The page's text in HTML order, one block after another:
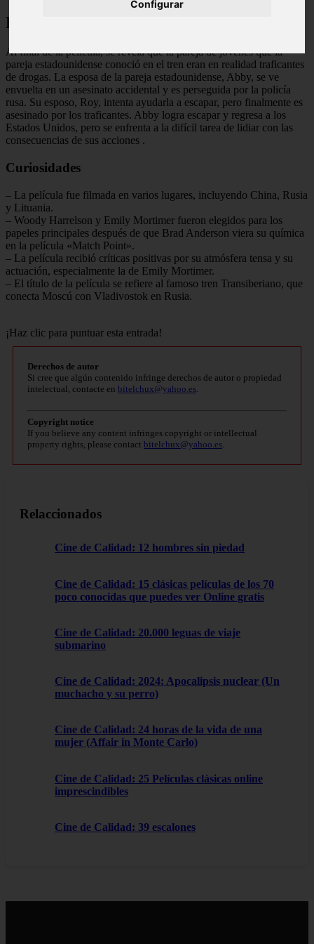
Configurar
Final Explicado
Al final de la película, se revela que la pareja de jóvenes que la
pareja estadounidense conoció en el tren eran en realidad traficantes
de drogas. La esposa de la pareja estadounidense, Abby, se ve
envuelta en un asesinato accidental y es perseguida por la policía
rusa. Su esposo, Roy, intenta ayudarla a escapar, pero finalmente es
asesinado por los traficantes. Abby logra escapar y regresa a los
Estados Unidos, pero se enfrenta a la difícil tarea de lidiar con las
consecuencias de sus acciones .
Curiosidades
– La película fue filmada en varios lugares, incluyendo China, Rusia
y Lituania.
– Woody Harrelson y Emily Mortimer fueron elegidos para los
papeles principales después de que Brad Anderson viera su química
en la película «Match Point».
– La película recibió críticas positivas por su atmósfera tensa y su
actuación, especialmente la de Emily Mortimer.
– El título de la película se refiere al famoso tren Transiberiano, que
conecta Moscú con Vladivostok en Rusia.
¡Haz clic para puntuar esta entrada!
Derechos de autor
Si cree que algún contenido infringe derechos de autor o propiedad
intelectual, contacte en bitelchux@yahoo.es
Copyright notice
If you believe any content infringes copyright or intellectual
property rights, please contact bitelchux@yahoo.es
Relaccionados
Cine de Calidad: 12 hombres sin piedad
Cine de Calidad: 15 clásicas películas de los 70
poco conocidas que puedes ver Online gratis
Cine de Calidad: 20.000 leguas de viaje
submarino
Cine de Calidad: 2024: Apocalipsis nuclear (Un
muchacho y su perro)
Cine de Calidad: 24 horas de la vida de una
mujer (Affair in Monte Carlo)
Cine de Calidad: 25 Películas clásicas online
imprescindibles
Cine de Calidad: 39 escalones